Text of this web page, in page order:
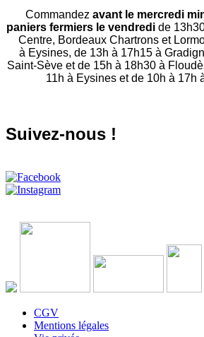
Commandez avant le mercredi
paniers fermiers le vendredi de
Centre, Bordeaux Chartrons et
à Eysines, de 13h à 17h15 à
Saint-Sève et de 15h à 18h30 à
11h à Eysines et de 10h à 17h
Suivez-nous !
CGV
Mentions légales